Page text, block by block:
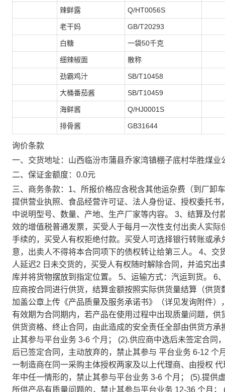
辣鲜露 Q/HT0056S
老干妈 GB/T20293
白糖 一袋50千克
细辣椒面 散称
劲霸鸡汁 SB/T10458
大桶番茄酱 SB/T10459
海鲜酱 Q/HJ0001S
排骨酱 GB31644
询价条款
一、交货地址：山西临汾市蒲县乔家湾镇棚子底村华胜煤业
二、保证金额度：0.0元
三、商务条款：1、所报价格应含税含其他运杂费（到厂卸
提供营业执照、食品经营许可证、法人身份证、授权委托
中说明型号、数量、产地、生产厂家等内容。 3、结算及
效的增值税普通发票，买受人于每月一次性支付出卖人实
手续的，买受人有权拒绝付款。买受人可选择银行转账或
意，出卖人不得将本合同项下的债权转让给第三人。 4、
人延迟2 日未交货的，买受人有权随时解除合同，并追究
库并将货物摆放到指定位置。 5、运输方式：汽运到货。 6
应商按合同进行供货，结算金额按照实际供货量结算（供
加盖公章上传《产品质量及服务承诺书》（详见发询附件
有效期为合同期内，若产品在使用过程中出现质量问题，
供货资格、终止合同，由此造成的安全责任全部由供货方
止其参与平台业务 3-6 个月； (2).供应商中选后未签定合
后已签定合同，主动放弃的，禁止其参与 平台业务 6-12
一制造商在同一采购主体授权两家及以上代理商、由授权
年中任一情形的，禁止其参与平台业务 3-6 个月； (5).提供
所供产品有质量问题的，禁止其参与平台业务 12-36 个月